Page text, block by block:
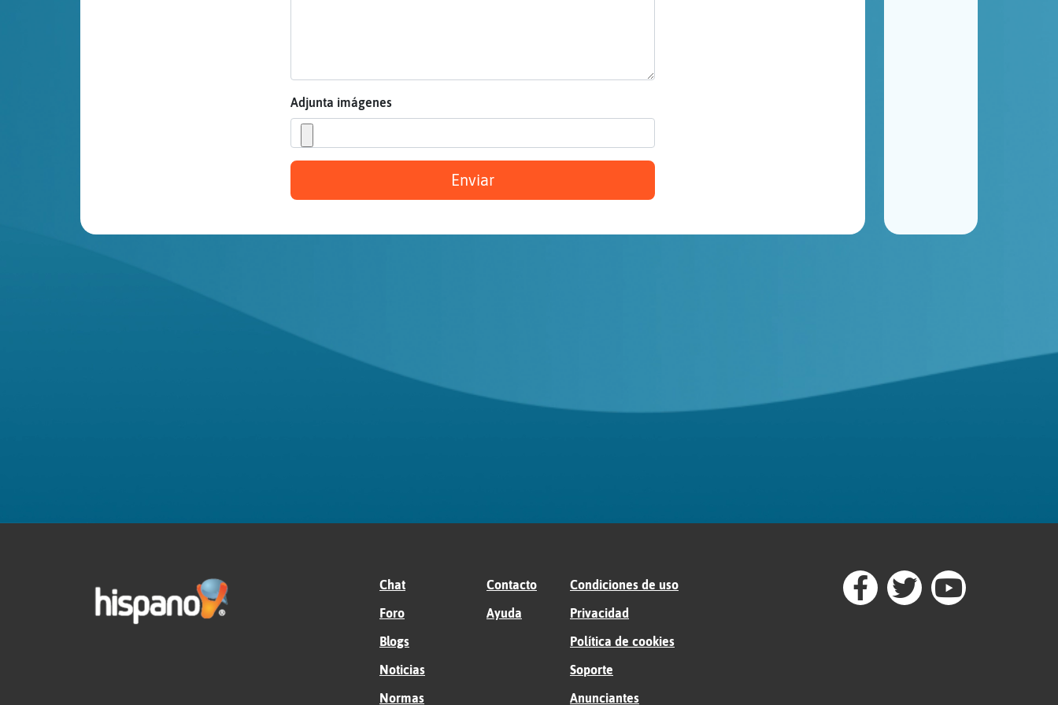
Adjunta imágenes
Enviar
Chat
Foro
Blogs
Noticias
Normas
Contacto
Ayuda
Condiciones de uso
Privacidad
Política de cookies
Soporte
Anunciantes